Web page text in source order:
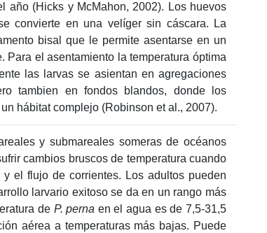
año (Hicks y McMahon, 2002). Los huevos
convierte en una velíger sin cáscara. La
bisal que le permite asentarse en un
Para el asentamiento la temperatura óptima
las larvas se asientan en agregaciones
tambien en fondos blandos, donde los
hábitat complejo (Robinson et al., 2007).
y submareales someras de océanos
cambios bruscos de temperatura cuando
el flujo de corrientes. Los adultos pueden
larvario exitoso se da en un rango más
de P. perna en el agua es de 7,5-31,5
aérea a temperaturas más bajas. Puede